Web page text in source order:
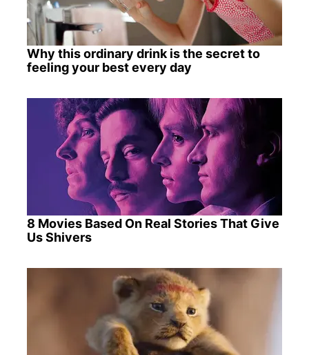
Why this ordinary drink is the secret to
feeling your best every day
8 Movies Based On Real Stories That Give
Us Shivers